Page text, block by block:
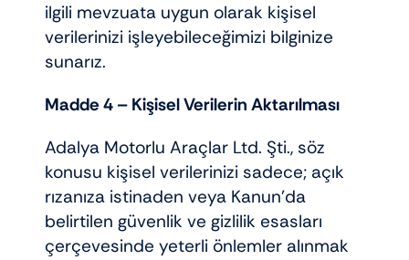
ilgili mevzuata uygun olarak kişisel
verilerinizi işleyebileceğimizi bilginize
sunarız.
Madde 4 – Kişisel Verilerin Aktarılması
Adalya Motorlu Araçlar Ltd. Şti., söz
konusu kişisel verilerinizi sadece; açık
rızanıza istinaden veya Kanun’da
belirtilen güvenlik ve gizlilik esasları
çerçevesinde yeterli önlemler alınmak